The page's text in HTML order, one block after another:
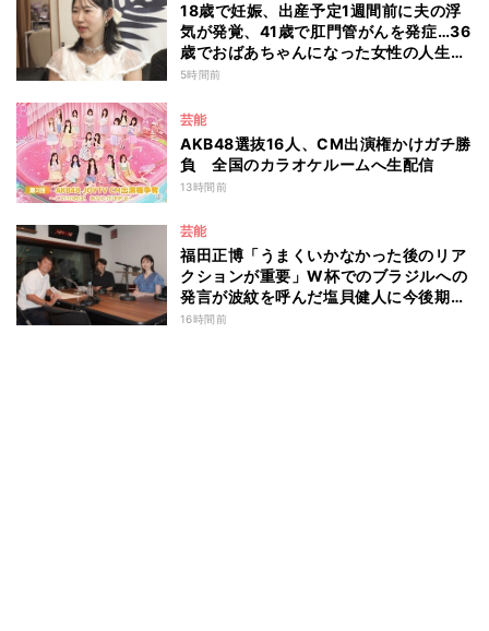
18歳で妊娠、出産予定1週間前に夫の浮
気が発覚、41歳で肛門管がんを発症…36
歳でおばあちゃんになった女性の人生に
島田珠代も思わず涙 『愛のハイエナ
5時間前
芸能
AKB48選抜16人、CM出演権かけガチ勝
負 全国のカラオケルームへ生配信
13時間前
芸能
福田正博「うまくいかなかった後のリア
クションが重要」W杯でのブラジルへの
発言が波紋を呼んだ塩貝健人に今後期待
することは？
16時間前